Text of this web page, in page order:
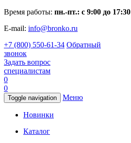
Время работы: пн.-пт.: с 9:00 до 17:30
E-mail: info@bronko.ru
+7 (800) 550-61-34 Обратный
звонок
Задать вопрос
специалистам
0
0
Toggle navigation Меню
Новинки
Каталог